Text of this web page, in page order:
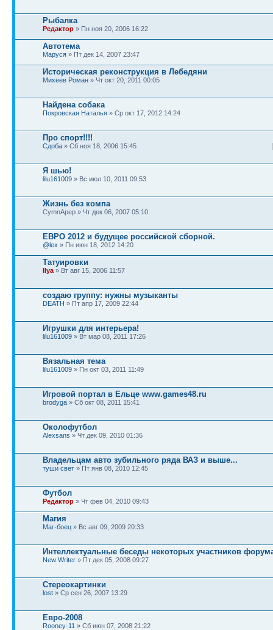
Рыбалка
Редактор » Пн ноя 20, 2006 16:22
Автотема
Маруся » Пт дек 14, 2007 23:47
Историческая реконструкция в Лебедяни
Михеев Роман » Чт окт 20, 2011 00:05
Найдена собака
Покровская Наталья » Ср окт 17, 2012 14:24
Про спорт!!!!
Сдоба » Сб ноя 18, 2006 15:45
Я шью!
lilu161009 » Вс июл 10, 2011 09:53
Жизнь без компа
CymnApep » Чт дек 06, 2007 05:10
ЕВРО 2012 и будущее российской сборной.
@lex » Пн июн 18, 2012 14:20
Татуировки
Ilya » Вт авг 15, 2006 11:57
создаю группу: нужны музыканты
DEATH » Пт апр 17, 2009 22:44
Игрушки для интерьера!
lilu161009 » Вт мар 08, 2011 17:26
Вязальная тема
lilu161009 » Пн окт 03, 2011 11:49
Игровой портал в Ельце www.games48.ru
brodyga » Сб окт 08, 2011 15:41
Околофутбол
Alexsans » Чт дек 09, 2010 01:36
Владельцам авто зубильного ряда ВАЗ и выше...
туши свет » Пт янв 08, 2010 12:45
Футбол
Редактор » Чт фев 04, 2010 09:43
Магия
Маг-боец » Вс авг 09, 2009 20:33
Интеллектуальные беседы некоторых участников
New Writer » Пт дек 05, 2008 09:27
Стереокартинки
lost » Ср сен 26, 2007 13:29
Евро-2008
Rooney-11 » Сб июн 07, 2008 21:22